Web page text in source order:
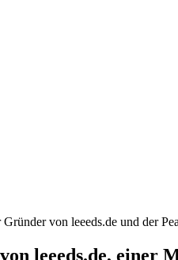
von leeeds.de und der
leeeds.de, einer